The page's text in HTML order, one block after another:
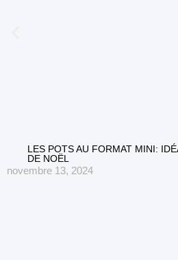
LES POTS AU FORMAT MINI:
DE NOËL
novembre 13, 2024